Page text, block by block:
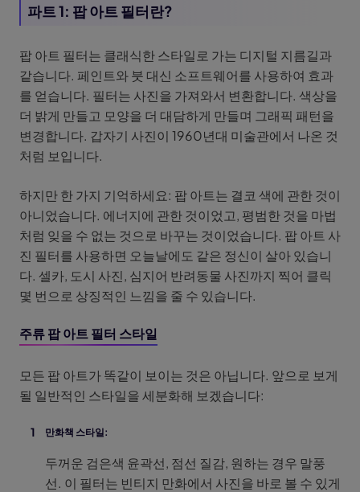
파트 1: 팝 아트 필터란?
팝 아트 필터는 클래식한 스타일로 가는 디지털 지름길과
같습니다. 페인트와 붓 대신 소프트웨어를 사용하여 효과
를 얻습니다. 필터는 사진을 가져와서 변환합니다. 색상을
더 밝게 만들고 모양을 더 대담하게 만들며 그래픽 패턴을
변경합니다. 갑자기 사진이 1960년대 미술관에서 나온 것
처럼 보입니다.
하지만 한 가지 기억하세요: 팝 아트는 결코 색에 관한 것이
아니었습니다. 에너지에 관한 것이었고, 평범한 것을 마법
처럼 잊을 수 없는 것으로 바꾸는 것이었습니다. 팝 아트 사
진 필터를 사용하면 오늘날에도 같은 정신이 살아 있습니
다. 셀카, 도시 사진, 심지어 반려동물 사진까지 찍어 클릭
몇 번으로 상징적인 느낌을 줄 수 있습니다.
주류 팝 아트 필터 스타일
모든 팝 아트가 똑같이 보이는 것은 아닙니다. 앞으로 보게
될 일반적인 스타일을 세분화해 보겠습니다:
만화책 스타일:
두꺼운 검은색 윤곽선, 점선 질감, 원하는 경우 말풍
선. 이 필터는 빈티지 만화에서 사진을 바로 볼 수 있게